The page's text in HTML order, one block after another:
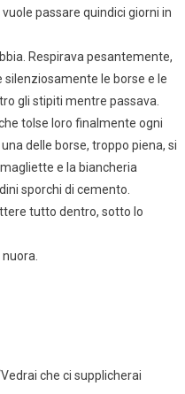
passare quindici giorni in
Respirava pesantemente,
silenziosamente le borse e le
gli stipiti mentre passava.
tolse loro finalmente ogni
delle borse, troppo piena, si
e la biancheria
sporchi di cemento.
tutto dentro, sotto lo
che ci supplicherai